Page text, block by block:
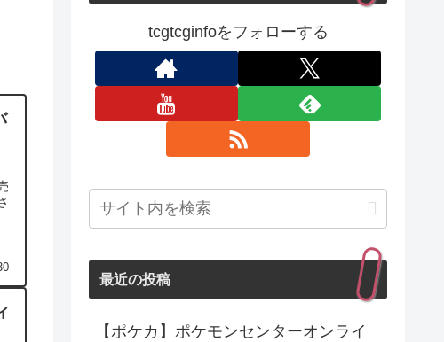
tcgtcginfoをフォローする
最近の投稿
【ポケカ】ポケモンセンターオンライ